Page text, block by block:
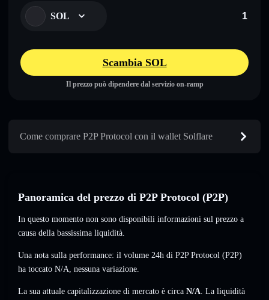
SOL
Scambia SOL
Il prezzo può dipendere dal servizio on-ramp
Come comprare P2P Protocol con il wallet Solflare
Panoramica del prezzo di P2P Protocol (P2P)
In questo momento non sono disponibili informazioni sul prezzo a
causa della bassissima liquidità.
Una nota sulla performance: il volume 24h di P2P Protocol (P2P)
ha toccato N/A, nessuna variazione.
La sua attuale capitalizzazione di mercato è circa N/A. La liquidità